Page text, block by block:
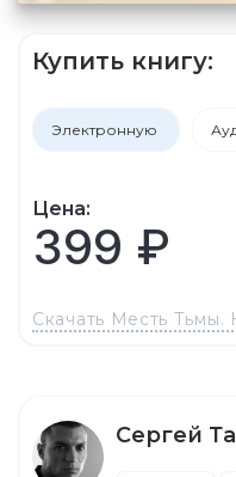
Купить книгу:
Электронную
Цена:
399 ₽
Скачать Месть Тьмы.
Сергей